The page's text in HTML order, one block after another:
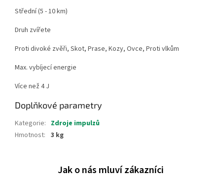
Střední (5 - 10 km)
Druh zvířete
Proti divoké zvěři, Skot, Prase, Kozy, Ovce, Proti vlkům
Max. vybíjecí energie
Více než 4 J
Doplňkové parametry
Kategorie: Zdroje impulzů
Hmotnost: 3 kg